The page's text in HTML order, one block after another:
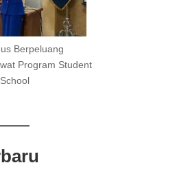
Berpeluang
Program Student